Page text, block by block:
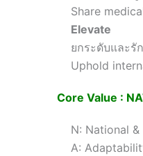
Share
Elevate
ยกระดับและรั
Uphold
Core Value :
N: National
A: